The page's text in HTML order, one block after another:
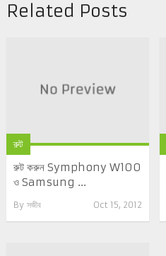
Related Posts
রুট
রুট করুন Symphony W100
ও Samsung ...
By সজীব Oct 15, 2012